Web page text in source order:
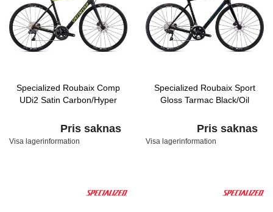
Specialized Roubaix Comp
UDi2 Satin Carbon/Hyper
Pris saknas
Visa lagerinformation
Specialized Roubaix Sport
Gloss Tarmac Black/Oil
Pris saknas
Visa lagerinformation